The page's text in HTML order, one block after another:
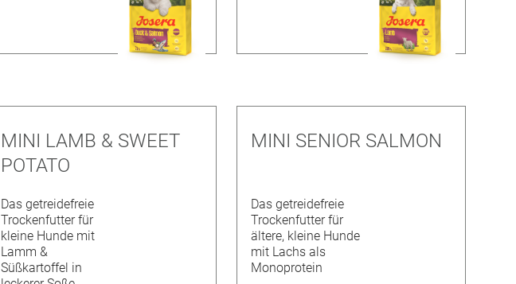
MINI LAMB & SWEET
POTATO
Das getreidefreie
Trockenfutter für
kleine Hunde mit
Lamm &
Süßkartoffel in
MINI SENIOR SALMON
Das getreidefreie
Trockenfutter für
ältere, kleine Hunde
mit Lachs als
Monoprotein